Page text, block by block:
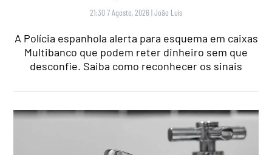
21:30 7 Agosto, 2026 |João Luís
A Polícia espanhola alerta para esquema em caixas
Multibanco que podem reter dinheiro sem que
desconfie. Saiba como reconhecer os sinais